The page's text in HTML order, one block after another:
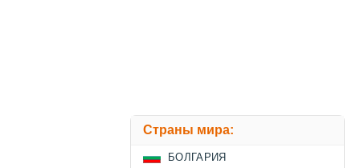
Страны мира:
БОЛГАРИЯ